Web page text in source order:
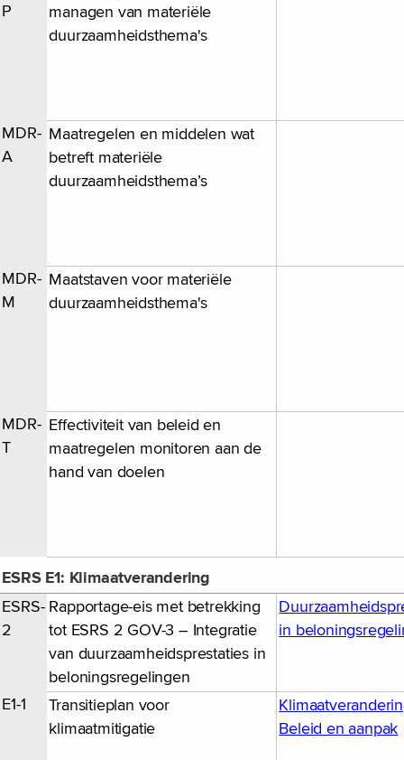
P
managen van materiële
duurzaamheidsthema's
MDR-
A
Maatregelen en middelen wat
betreft materiële
duurzaamheidsthema’s
MDR-
M
Maatstaven voor materiële
duurzaamheidsthema's
MDR-
T
Effectiviteit van beleid en
maatregelen monitoren aan de
hand van doelen
ESRS E1: Klimaatverandering
ESRS-
2
Rapportage-eis met betrekking
tot ESRS 2 GOV-3 – Integratie
van duurzaamheidsprestaties in
beloningsregelingen
in
E1-1
Transitieplan voor
klimaatmitigatie
Beleid en aanpak